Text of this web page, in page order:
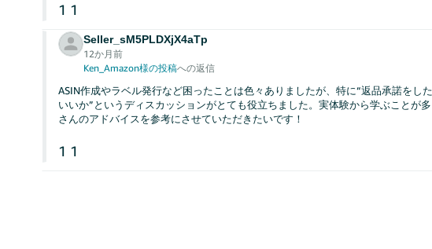
1 1
Seller_sM5PLDXjX4aTp
12か月前
Ken_Amazon様の投稿への返信
ASIN作成やラベル発行など困ったことは色々ありましたが、特に“返品承諾をし
いいか”というディスカッションがとても役立ちました。実体験から学ぶことが
さんのアドバイスを参考にさせていただきたいです！
1 1